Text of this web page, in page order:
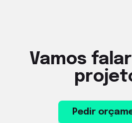
Vamos
Pedir